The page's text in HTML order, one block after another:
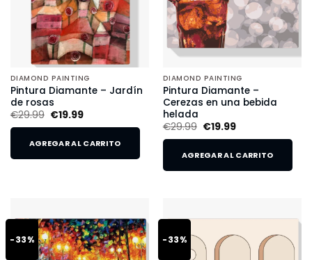
DIAMOND PAINTING
Pintura Diamante – Jardín
de rosas
€29.99 €19.99
AGREGAR AL CARRITO
DIAMOND PAINTING
Pintura Diamante –
Cerezas en una bebida
helada
€29.99 €19.99
AGREGAR AL CARRITO
-33% -33%